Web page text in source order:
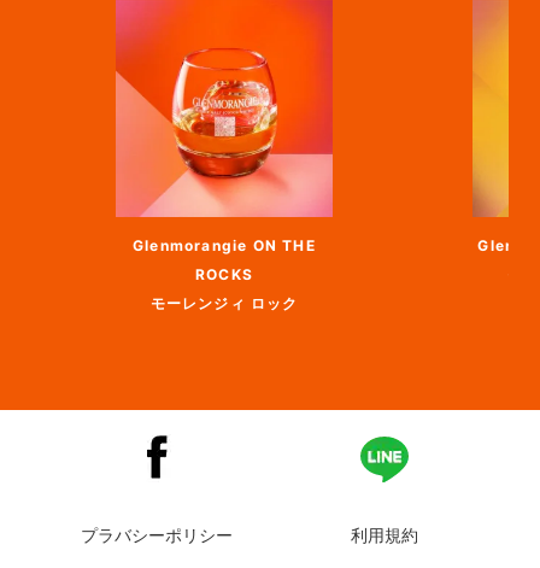
Glenmorangie ON THE
ROCKS
モーレンジィ ロック
プラバシーポリシー 利用規約